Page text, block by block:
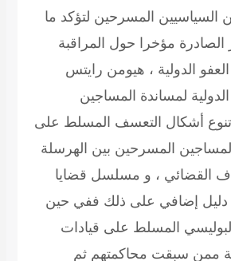
السياسيين المسرحين لتؤكد ما
الصادرة مؤخرا حول المراقبة
العفو الدولية ، هيومن رايتس
لمساندة المساجين
أشكال التعسف المسلط على
المسرحين بين الهرسلة
القضائي ، و مسلسل قضايا
دليل إضافي على ذلك ففي حين
المسلط على قيادات
ممن سبقت محاكمتهم ثم